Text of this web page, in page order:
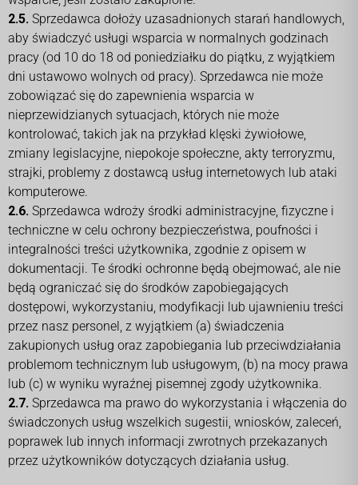
2.5. Sprzedawca dołoży uzasadnionych starań handlowych,
aby świadczyć usługi wsparcia w normalnych godzinach
pracy (od 10 do 18 od poniedziałku do piątku, z wyjątkiem
dni ustawowo wolnych od pracy). Sprzedawca nie może
zobowiązać się do zapewnienia wsparcia w
nieprzewidzianych sytuacjach, których nie może
kontrolować, takich jak na przykład klęski żywiołowe,
zmiany legislacyjne, niepokoje społeczne, akty terroryzmu,
strajki, problemy z dostawcą usług internetowych lub ataki
komputerowe.
2.6. Sprzedawca wdroży środki administracyjne, fizyczne i
techniczne w celu ochrony bezpieczeństwa, poufności i
integralności treści użytkownika, zgodnie z opisem w
dokumentacji. Te środki ochronne będą obejmować, ale nie
będą ograniczać się do środków zapobiegających
dostępowi, wykorzystaniu, modyfikacji lub ujawnieniu treści
przez nasz personel, z wyjątkiem (a) świadczenia
zakupionych usług oraz zapobiegania lub przeciwdziałania
problemom technicznym lub usługowym, (b) na mocy prawa
lub (c) w wyniku wyraźnej pisemnej zgody użytkownika.
2.7. Sprzedawca ma prawo do wykorzystania i włączenia do
świadczonych usług wszelkich sugestii, wniosków, zaleceń,
poprawek lub innych informacji zwrotnych przekazanych
przez użytkowników dotyczących działania usług.